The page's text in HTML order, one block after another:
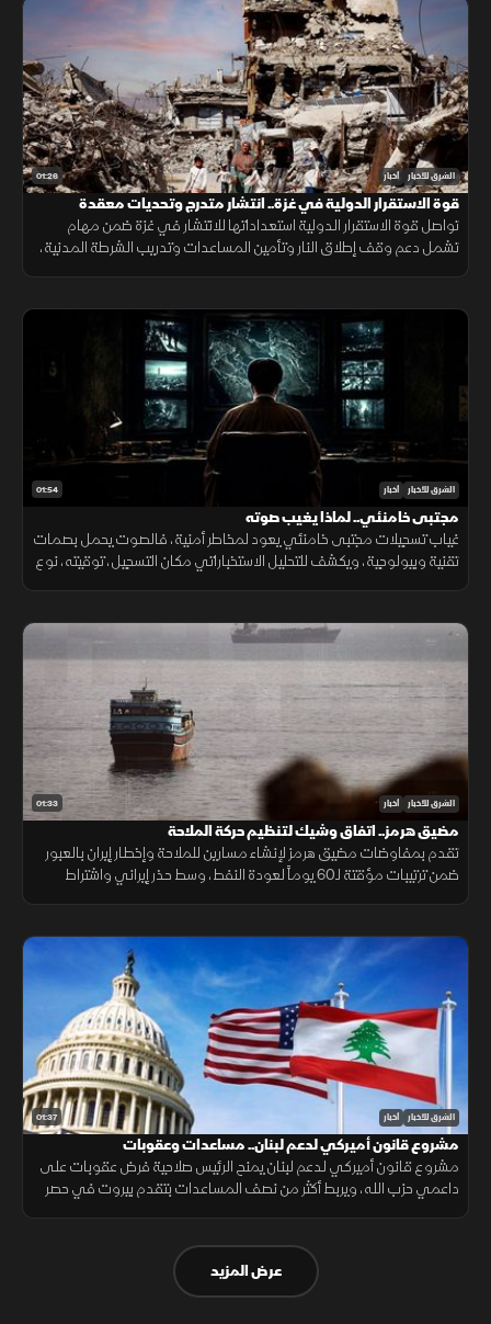
01:26 الشرق للأخبار أخبار
قوة الاستقرار الدولية في غزة.. انتشار متدرج وتحديات معقدة
تواصل قوة الاستقرار الدولية استعداداتها للانتشار في غزة ضمن مهام
تشمل دعم وقف إطلاق النار وتأمين المساعدات وتدريب الشرطة المدنية،
01:54 الشرق للأخبار أخبار
مجتبى خامنئي.. لماذا يغيب صوته
غياب تسجيلات مجتبى خامنئي يعود لمخاطر أمنية، فالصوت يحمل بصمات
تقنية وبيولوجية، ويكشف للتحليل الاستخباراتي مكان التسجيل، توقيته، نوع
01:33 الشرق للأخبار أخبار
مضيق هرمز.. اتفاق وشيك لتنظيم حركة الملاحة
تقدم بمفاوضات مضيق هرمز لإنشاء مسارين للملاحة وإخطار إيران بالعبور
ضمن ترتيبات مؤقتة لـ60 يوماً لعودة النفط، وسط حذر إيراني واشتراط
01:37 الشرق للأخبار أخبار
مشروع قانون أميركي لدعم لبنان.. مساعدات وعقوبات
مشروع قانون أميركي لدعم لبنان يمنح الرئيس صلاحية فرض عقوبات على
داعمي حزب الله، ويربط أكثر من نصف المساعدات بتقدم بيروت في حصر
عرض المزيد